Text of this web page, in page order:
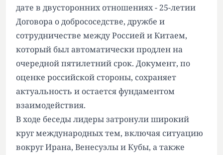
дате в двусторонних отношениях - 25-летии
Договора о добрососедстве, дружбе и
сотрудничестве между Россией и Китаем,
который был автоматически продлен на
очередной пятилетний срок. Документ, по
оценке российской стороны, сохраняет
актуальность и остается фундаментом
взаимодействия.
В ходе беседы лидеры затронули широкий
круг международных тем, включая ситуацию
вокруг Ирана, Венесуэлы и Кубы, а также